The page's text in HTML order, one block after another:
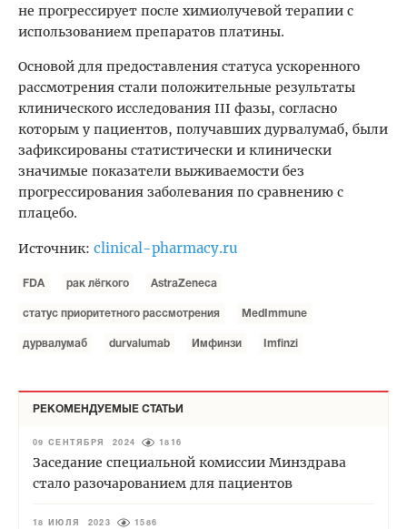
не прогрессирует после химиолучевой терапии с
использованием препаратов платины.
Основой для предоставления статуса ускоренного
рассмотрения стали положительные результаты
клинического исследования III фазы, согласно
которым у пациентов, получавших дурвалумаб, были
зафиксированы статистически и клинически
значимые показатели выживаемости без
прогрессирования заболевания по сравнению с
плацебо.
Источник: clinical-pharmacy.ru
FDA рак лёгкого AstraZeneca
статус приоритетного рассмотрения MedImmune
дурвалумаб durvalumab Имфинзи Imfinzi
РЕКОМЕНДУЕМЫЕ СТАТЬИ
09 СЕНТЯБРЯ 2024 1816
Заседание специальной комиссии Минздрава
стало разочарованием для пациентов
18 ИЮЛЯ 2023 1586